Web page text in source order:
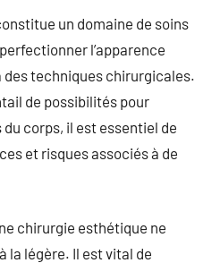
un domaine de soins
l’apparence
des techniques chirurgicales.
de possibilités pour
corps, il est essentiel de
et risques associés à de
chirurgie esthétique ne
la légère. Il est vital de